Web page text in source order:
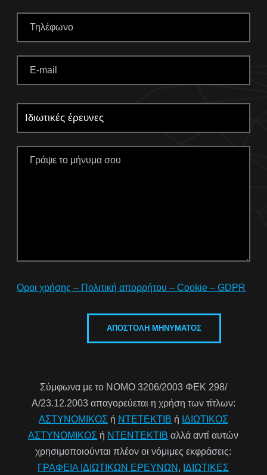
Οροι χρήσης – Πολιτική απορρήτου – Cookie – GDPR
Σύμφωνα με το ΝΟΜΟ 3206/2003 ΦΕΚ 298/
Α/23.12.2003 απαγορεύεται η χρήση των τίτλων:
ΑΣΤΥΝΟΜΙΚΟΣ ή ΝΤΕΤΕΚΤΙΒ ή ΙΔΙΩΤΙΚΟΣ
ΑΣΤΥΝΟΜΙΚΟΣ ή ΝΤΕΝΤΕΚΤΙΒ αλλά αντί αυτών
χρησιμοποιούνται πλέον οι νόμιμες εκφράσεις:
ΓΡΑΦΕΙΑ ΙΔΙΩΤΙΚΩΝ ΕΡΕΥΝΩΝ , ΙΔΙΩΤΙΚΕΣ